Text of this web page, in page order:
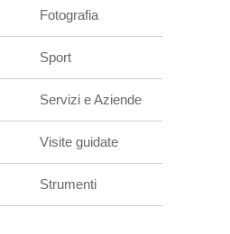
Fotografia
Sport
Servizi e Aziende
Visite guidate
Strumenti